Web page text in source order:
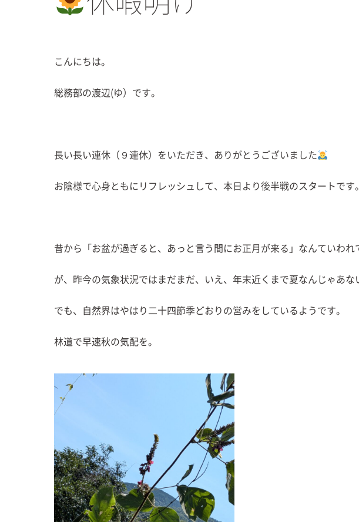
こんにちは。
総務部の渡辺(ゆ）です。
長い長い連休（９連休）をいただき、ありがとうございました
お陰様で心身ともにリフレッシュして、本日より後半戦のスタートです。
昔から「お盆が過ぎると、あっと言う間にお正月が来る」なんていわれ
が、昨今の気象状況ではまだまだ、いえ、年末近くまで夏なんじゃあな
でも、自然界はやはり二十四節季どおりの営みをしているようです。
林道で早速秋の気配を。